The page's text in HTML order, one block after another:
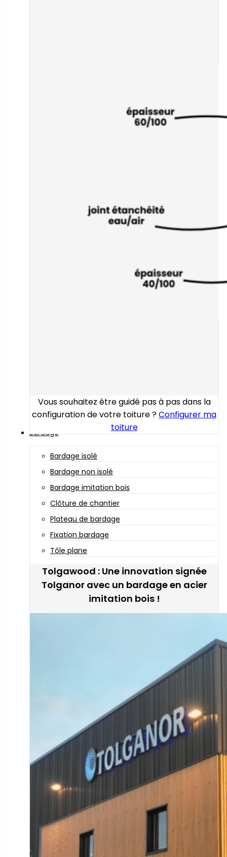
Vous souhaitez être guidé pas à pas dans la
configuration de votre toiture ?Configurer ma
toiture
Bardage
Bardage isolé
Bardage non isolé
Bardage imitation bois
Clôture de chantier
Plateau de bardage
Fixation bardage
Tôle plane
Tolgawood : Une innovation signée
Tolganor avec un bardage en acier
imitation bois !